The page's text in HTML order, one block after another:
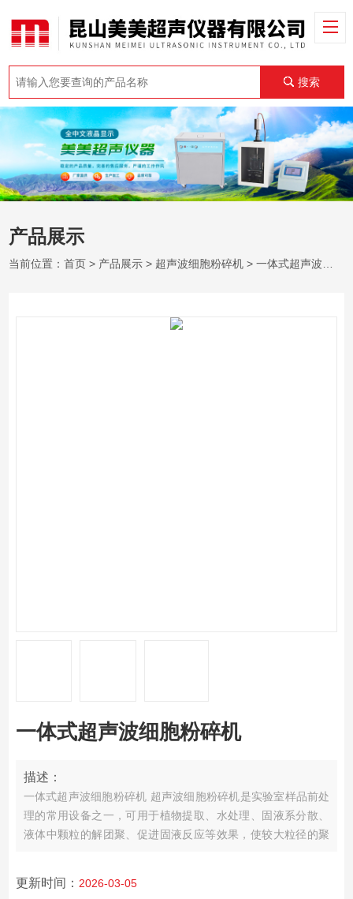
搜索
产品展示
当前位置：首页 > 产品展示 > 超声波细胞粉碎机 >一体式超声波细胞粉碎机
一体式超声波细胞粉碎机
描述：
一体式超声波细胞粉碎机 超声波细胞粉碎机是实验室样品前处
理的常用设备之一，可用于植物提取、水处理、固液系分散、
液体中颗粒的解团聚、促进固液反应等效果，使较大粒径的聚
染料、光学、珠宝首饰、航天、五金、汽车制造等领域。
更新时间： 2026-03-05